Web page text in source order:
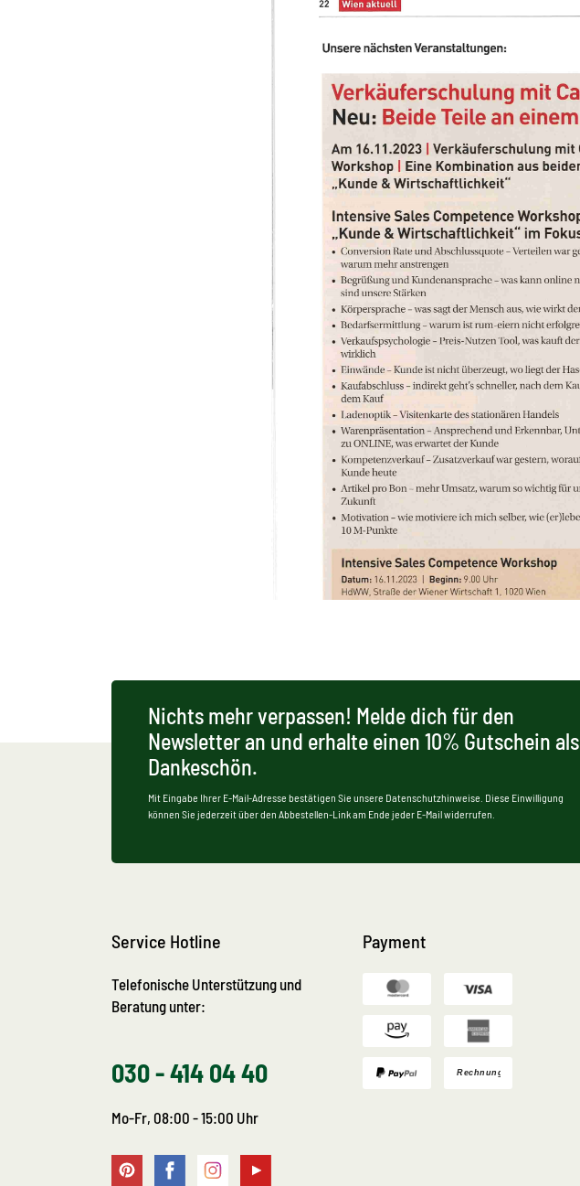
Nichts mehr verpassen! Melde dich für den
Newsletter an und erhalte einen 10% Gutschein als
Dankeschön.
Mit Eingabe Ihrer E-Mail-Adresse bestätigen Sie unsere Datenschutzhinweise. Diese Einwilligung
können Sie jederzeit über den Abbestellen-Link am Ende jeder E-Mail widerrufen.
Service Hotline
Telefonische Unterstützung und
Beratung unter:
030 - 414 04 40
Mo-Fr, 08:00 - 15:00 Uhr
Payment